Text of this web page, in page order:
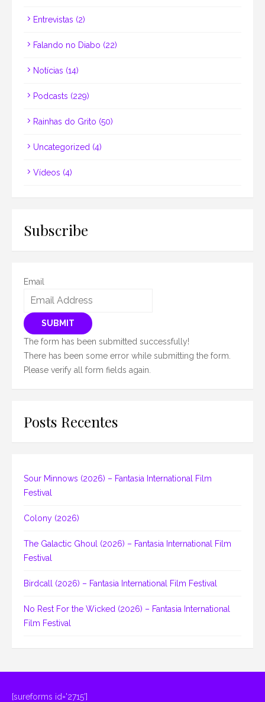
Entrevistas (2)
Falando no Diabo (22)
Notícias (14)
Podcasts (229)
Rainhas do Grito (50)
Uncategorized (4)
Vídeos (4)
Subscribe
Email
SUBMIT
The form has been submitted successfully!
There has been some error while submitting the form.
Please verify all form fields again.
Posts Recentes
Sour Minnows (2026) – Fantasia International Film
Festival
Colony (2026)
The Galactic Ghoul (2026) – Fantasia International Film
Festival
Birdcall (2026) – Fantasia International Film Festival
No Rest For the Wicked (2026) – Fantasia International
Film Festival
[sureforms id='2715']